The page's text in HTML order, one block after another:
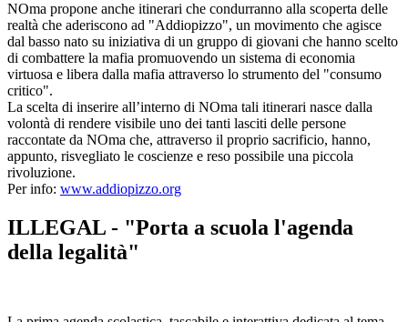
NOma propone anche itinerari che condurranno alla scoperta delle
realtà che aderiscono ad "Addiopizzo", un movimento che agisce
dal basso nato su iniziativa di un gruppo di giovani che hanno scelto
di combattere la mafia promuovendo un sistema di economia
virtuosa e libera dalla mafia attraverso lo strumento del "consumo
critico".
La scelta di inserire all’interno di NOma tali itinerari nasce dalla
volontà di rendere visibile uno dei tanti lasciti delle persone
raccontate da NOma che, attraverso il proprio sacrificio, hanno,
appunto, risvegliato le coscienze e reso possibile una piccola
rivoluzione.
Per info: www.addiopizzo.org
ILLEGAL - "Porta a scuola l'agenda
della legalità"